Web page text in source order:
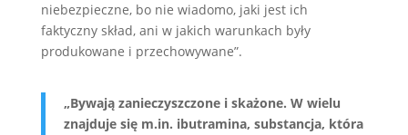
niebezpieczne, bo nie wiadomo, jaki jest ich
faktyczny skład, ani w jakich warunkach były
produkowane i przechowywane”.
„Bywają zanieczyszczone i skażone. W wielu
znajduje się m.in. ibutramina, substancja, która